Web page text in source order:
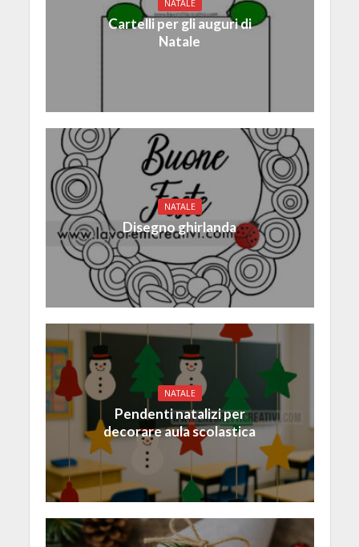
NATALE
Cartelli per gli auguri di
Natale
NATALE
Disegno ghirlanda
NATALE
Pendenti natalizi per
decorare aula scolastica